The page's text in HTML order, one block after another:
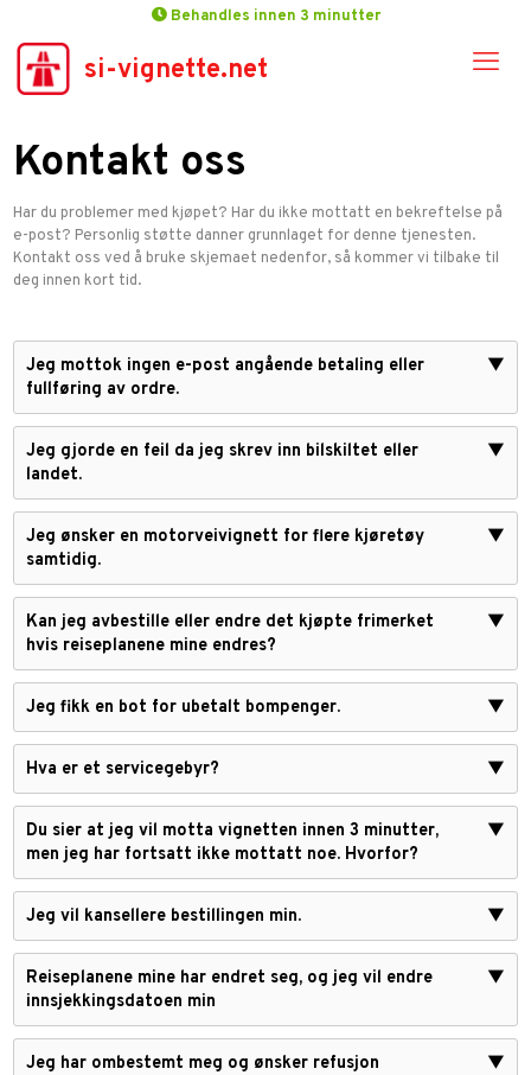
Behandles innen 3 minutter
si-vignette.net
Kontakt oss
Har du problemer med kjøpet? Har du ikke mottatt en bekreftelse på
e-post? Personlig støtte danner grunnlaget for denne tjenesten.
Kontakt oss ved å bruke skjemaet nedenfor, så kommer vi tilbake til
deg innen kort tid.
Jeg mottok ingen e-post angående betaling eller
fullføring av ordre.
▼
Jeg gjorde en feil da jeg skrev inn bilskiltet eller
landet.
▼
Jeg ønsker en motorveivignett for flere kjøretøy
samtidig.
▼
Kan jeg avbestille eller endre det kjøpte frimerket
hvis reiseplanene mine endres?
▼
Jeg fikk en bot for ubetalt bompenger. ▼
Hva er et servicegebyr? ▼
Du sier at jeg vil motta vignetten innen 3 minutter,
men jeg har fortsatt ikke mottatt noe. Hvorfor?
▼
Jeg vil kansellere bestillingen min. ▼
Reiseplanene mine har endret seg, og jeg vil endre
innsjekkingsdatoen min
▼
Jeg har ombestemt meg og ønsker refusjon ▼